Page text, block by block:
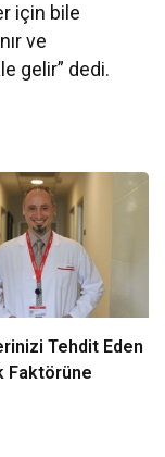
için bile
ve
gelir” dedi.
Tehdit Eden
Faktörüne